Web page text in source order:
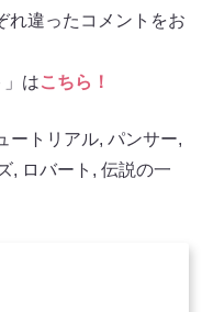
れ違ったコメントをお
はこちら！
ートリアル, パンサー,
, ロバート , 伝説の一